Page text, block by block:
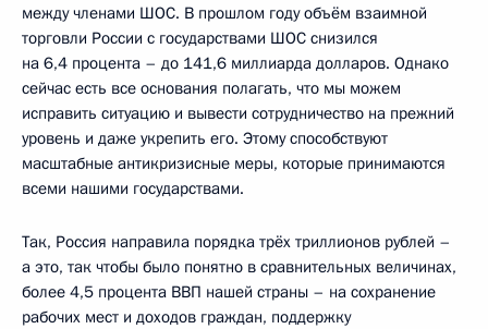
между членами ШОС. В прошлом году объём взаимной
торговли России с государствами ШОС снизился
на 6,4 процента – до 141,6 миллиарда долларов. Однако
сейчас есть все основания полагать, что мы можем
исправить ситуацию и вывести сотрудничество на прежний
уровень и даже укрепить его. Этому способствуют
масштабные антикризисные меры, которые принимаются
всеми нашими государствами.
Так, Россия направила порядка трёх триллионов рублей –
а это, так чтобы было понятно в сравнительных величинах,
более 4,5 процента ВВП нашей страны – на сохранение
рабочих мест и доходов граждан, поддержку